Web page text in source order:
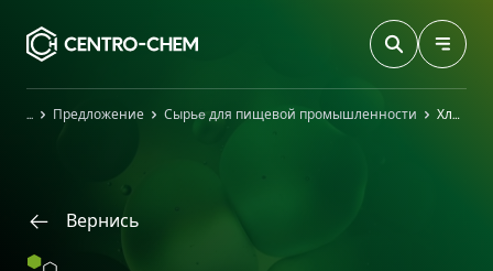
ГлавнаяПредложение Сырьe для пищевой промышленности Хлорид Kалия
Вернись